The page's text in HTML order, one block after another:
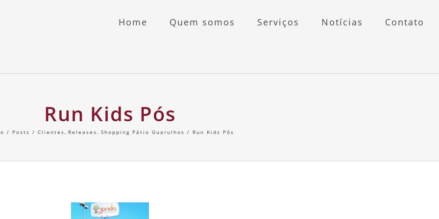
Home Quem somos Serviços Notícias Contato
Run Kids Pós
Posts Clientes Releases Shopping Pátio Guarulhos Run Kids Pós